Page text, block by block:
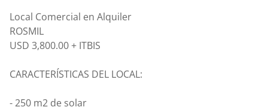
Local Comercial en Alquiler
ROSMIL
USD 3,800.00 + ITBIS
CARACTERÍSTICAS DEL LOCAL:
- 250 m2 de solar